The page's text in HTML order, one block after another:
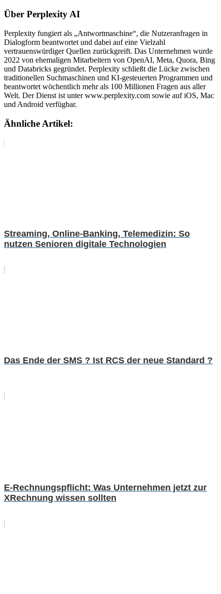
Über Perplexity AI
Perplexity fungiert als „Antwortmaschine“, die Nutzeranfragen in
Dialogform beantwortet und dabei auf eine Vielzahl
vertrauenswürdiger Quellen zurückgreift. Das Unternehmen wurde
2022 von ehemaligen Mitarbeitern von OpenAI, Meta, Quora, Bing
und Databricks gegründet. Perplexity schließt die Lücke zwischen
traditionellen Suchmaschinen und KI-gesteuerten Programmen und
beantwortet wöchentlich mehr als 100 Millionen Fragen aus aller
Welt. Der Dienst ist unter www.perplexity.com sowie auf iOS, Mac
und Android verfügbar.
Ähnliche Artikel:
Streaming, Online-Banking, Telemedizin: So
nutzen Senioren digitale Technologien
Das Ende der SMS ? Ist RCS der neue Standard ?
E-Rechnungspflicht: Was Unternehmen jetzt zur
XRechnung wissen sollten